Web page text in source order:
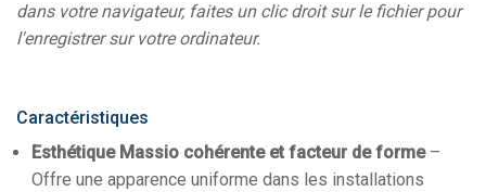
dans votre navigateur, faites un clic droit sur le fichier pour
l'enregistrer sur votre ordinateur.
Caractéristiques
Esthétique Massio cohérente et facteur de forme–
Offre une apparence uniforme dans les installations